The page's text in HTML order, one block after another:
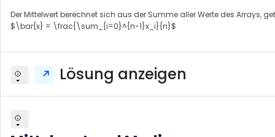
Der Mittelwert berechnet sich aus der Summe aller Werte des Arrays,
$\bar{x} = \frac{\sum_{i=0}^{n-1}x_i}{n}$
Lösung anzeigen